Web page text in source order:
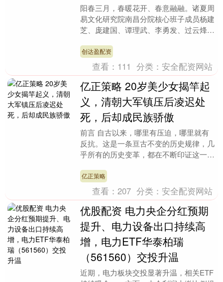
阳春三月，春暖花开、春意融融。诸夏周
易文化研究院南昌分院核心班子成员杨建
芝、庞建国、谭理武、李勇发、过云烽、
领二十余人团队，....
创达盈配资
查看： 111 分类：安全配资网站
亿正策略 20岁美少女揭竿起
义，清朝大军镇压后凌迟处
死，后却成民族骄傲
前言 自古以来，哪里有压迫，哪里就有
反抗。这是一条亘古不变的历史规律，几
乎所有的历史变革，都在不断印证这一
何更替，统治阶级的....
亿正策略
查看：207 分类：安全配资网站
优股配资 电力央企分红预期
提升、电力设备出口持续高
增，电力ETF华泰柏瑞
（561560）交投升温
近期，电力板块交投显著升温，相关ETF